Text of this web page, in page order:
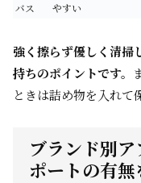
バス
やすい
強く擦らず優しく清掃
持ちのポイントです。
ときは詰め物を入れて
ブランド別
ポートの有